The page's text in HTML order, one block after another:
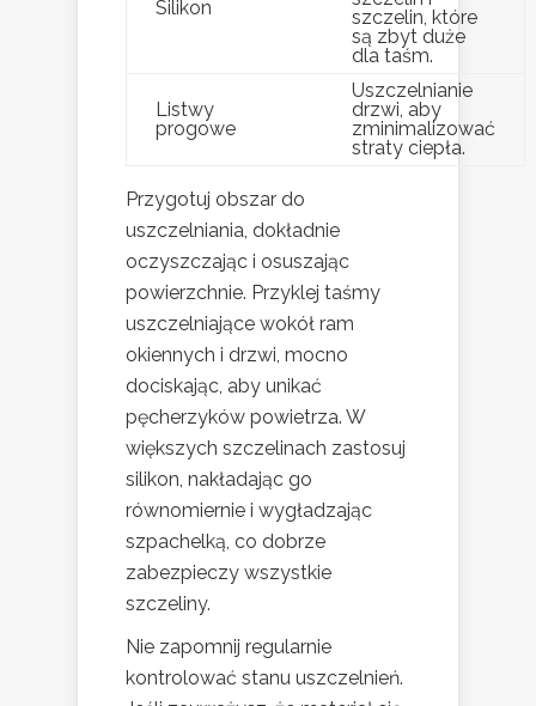
Silikon
szczelin, które
są zbyt duże
dla taśm.
Listwy
progowe
Uszczelnianie
drzwi, aby
zminimalizować
straty ciepła.
Przygotuj obszar do
uszczelniania, dokładnie
oczyszczając i osuszając
powierzchnie. Przyklej taśmy
uszczelniające wokół ram
okiennych i drzwi, mocno
dociskając, aby unikać
pęcherzyków powietrza. W
większych szczelinach zastosuj
silikon, nakładając go
równomiernie i wygładzając
szpachelką, co dobrze
zabezpieczy wszystkie
szczeliny.
Nie zapomnij regularnie
kontrolować stanu uszczelnień.